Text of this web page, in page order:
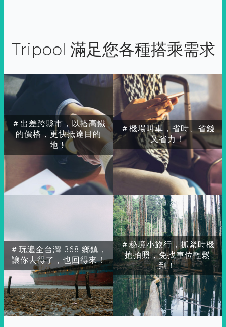
Tripool 滿足您各種搭乘需求
＃出差跨縣市，以搭高鐵
的價格，更快抵達目的
地！
＃玩遍全台灣 368 鄉鎮，
讓你去得了，也回得來！
＃秘境小旅行，抓緊時機
搶拍照，免找車位輕鬆
到！
＃機場叫車，省時、省錢
又省力！